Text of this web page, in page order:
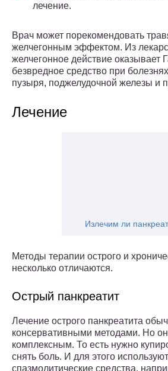
лечение.
Врач может порекомендовать
желчегонным эффектом. Из
желчегонное действие оказывает
безвредное средство при
пузыря, поджелудочной железы и
Лечение
Излечим ли
Методы терапии острого и
несколько отличаются.
Острый панкреатит
Лечение острого панкреатита
консервативными методами. Но
комплексным. То есть нужно
снять боль. И для этого
спазмолитические средства,